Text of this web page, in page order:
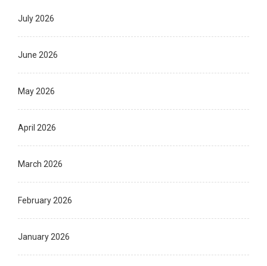
July 2026
June 2026
May 2026
April 2026
March 2026
February 2026
January 2026